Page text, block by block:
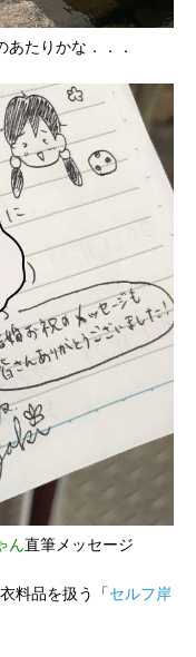
たりかな．．．
ん直筆メッセージ
料品を扱う「セルフ岸